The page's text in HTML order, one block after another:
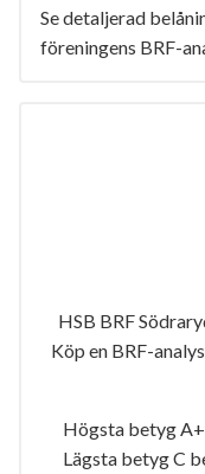
Se detaljerad
föreningens BRF-
HSB BRF
Köp en BRF-
Högsta betyg
Lägsta betyg C